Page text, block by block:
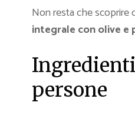
Non resta che scoprire
integrale con olive
persone